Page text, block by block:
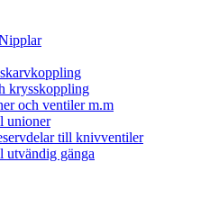
krysskoppling
och ventiler m.m
unioner
till knivventiler
utvändig gänga